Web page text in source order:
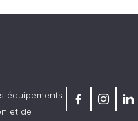
équipements
et de